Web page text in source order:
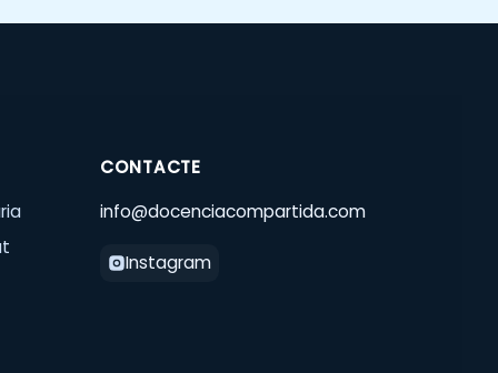
CONTACTE
info@docenciacompartida.com
Instagram